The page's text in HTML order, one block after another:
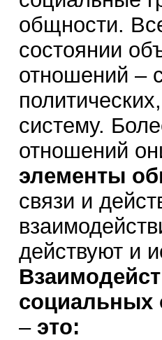
общности.
состоянии
отношений –
систему.
отношений
элементы
связи и
действуют и
социальных
– это: